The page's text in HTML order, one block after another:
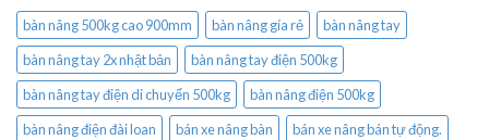
bàn nâng 500kg cao 900mm bàn nâng gía rẻ
bàn nâng tay
bàn nâng tay 2x nhật bản
bàn nâng tay điện 500kg
bàn nâng tay điện di chuyển 500kg
bàn nâng điện 500kg
bàn nâng điện đài loan
bán xe nâng bàn
bán xe nâng bán tự động.